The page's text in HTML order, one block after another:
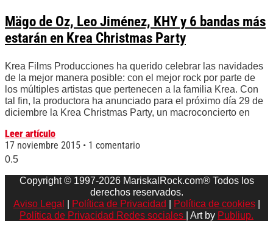
Mägo de Oz, Leo Jiménez, KHY y 6 bandas más
estarán en Krea Christmas Party
Krea Films Producciones ha querido celebrar las navidades
de la mejor manera posible: con el mejor rock por parte de
los múltiples artistas que pertenecen a la familia Krea. Con
tal fin, la productora ha anunciado para el próximo día 29 de
diciembre la Krea Christmas Party, un macroconcierto en
Leer artículo
17 noviembre 2015
1 comentario
Copyright © 1997-2026 MariskalRock.com® Todos los
derechos reservados.
Aviso Legal
Política de Privacidad Política de cookies|
Política de Privacidad Redes sociales
| Art by Publiup.